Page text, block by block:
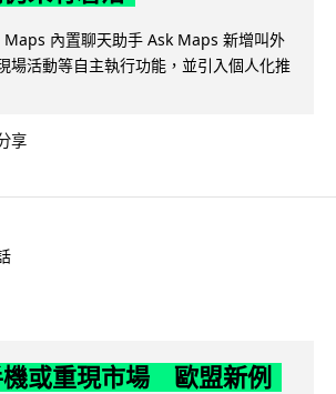
內置聊天助手 Ask Maps 新增叫外
場活動等自主執行功能，並引入個人化推
享
機或重現市場 歐盟新例